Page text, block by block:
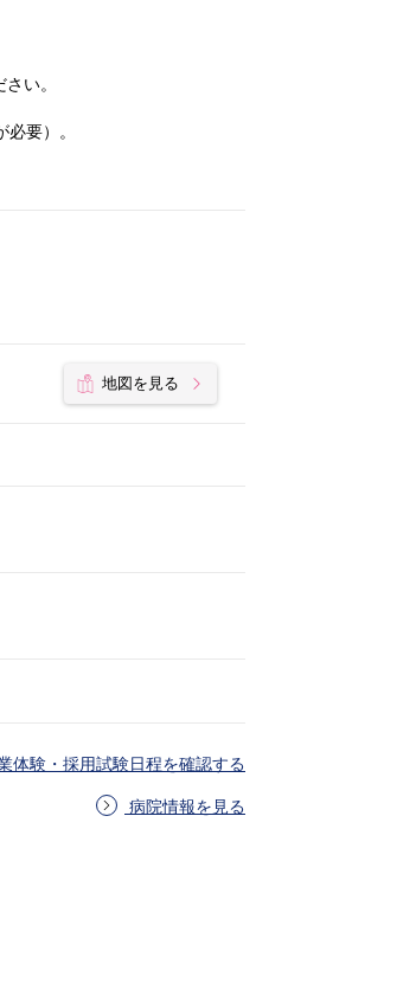
い。
要）。
地図を見る
体験・採用試験日程を確認する
病院情報を見る